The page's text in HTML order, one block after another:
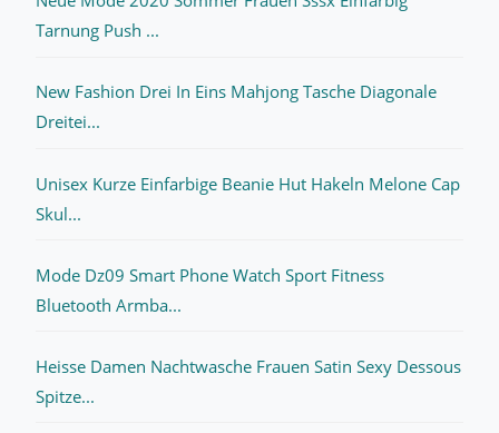
Tarnung Push ...
New Fashion Drei In Eins Mahjong Tasche Diagonale
Dreitei...
Unisex Kurze Einfarbige Beanie Hut Hakeln Melone Cap
Skul...
Mode Dz09 Smart Phone Watch Sport Fitness
Bluetooth Armba...
Heisse Damen Nachtwasche Frauen Satin Sexy Dessous
Spitze...